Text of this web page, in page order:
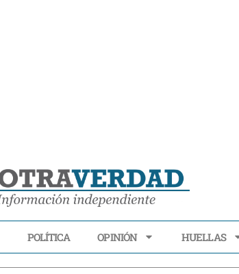
POLÍTICA OPINIÓN HUELLAS